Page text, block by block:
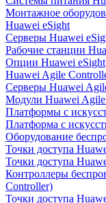
Монтажное
Huawei eSight
Серверы Huawei
Рабочие станции
Опции Huawei eSight
Huawei Agile
Серверы Huawei
Модули Huawei
Платформы с
Платформа с
Оборудование
Точки доступа
Точки доступа
Контроллеры
Controller)
Точки доступа